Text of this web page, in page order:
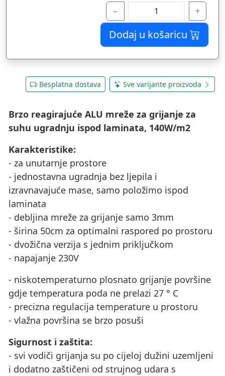
− +
Dodaj u košaricu
Besplatna dostava Sve varijante proizvoda
Brzo reagirajuće ALU mreže za grijanje za
suhu ugradnju ispod laminata, 140W/m2
Karakteristike:
- za unutarnje prostore
- jednostavna ugradnja bez ljepila i
izravnavajuće mase, samo položimo ispod
laminata
- debljina mreže za grijanje samo 3mm
- širina 50cm za optimalni raspored po prostoru
- dvožična verzija s jednim priključkom
- napajanje 230V
- niskotemperaturno plosnato grijanje površine
gdje temperatura poda ne prelazi 27 ° C
- precizna regulacija temperature u prostoru
- vlažna površina se brzo posuši
Sigurnost i zaštita:
- svi vodiči grijanja su po cijeloj dužini uzemljeni
i dodatno zaštičeni od strujnog udara s